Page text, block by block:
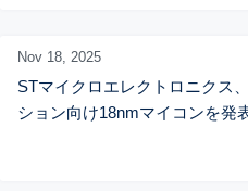
Nov 18, 2025
STマイクロエレクトロニクス
ション向け18nmマイコンを発